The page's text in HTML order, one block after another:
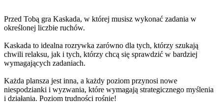
Przed Tobą gra Kaskada, w której musisz wykonać zadania w
określonej liczbie ruchów.
Kaskada to idealna rozrywka zarówno dla tych, którzy szukają
chwili relaksu, jak i tych, którzy chcą się sprawdzić w bardziej
wymagających zadaniach.
Każda plansza jest inna, a każdy poziom przynosi nowe
niespodzianki i wyzwania, które wymagają strategicznego myślenia
i działania. Poziom trudności rośnie!